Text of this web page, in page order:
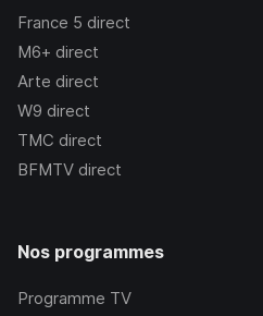
France 5 direct
M6+ direct
Arte direct
W9 direct
TMC direct
BFMTV direct
Nos programmes
Programme TV